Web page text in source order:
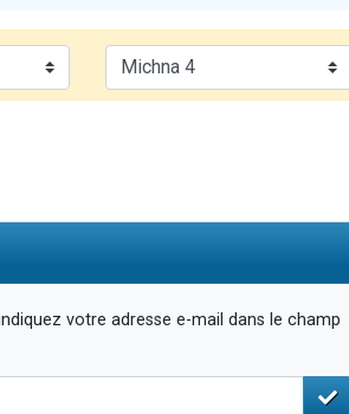
votre adresse e-mail dans le champ